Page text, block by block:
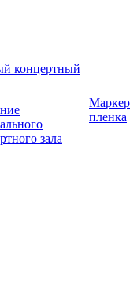
концертный
зала
пленка